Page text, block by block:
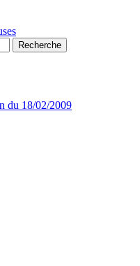
Recherche
du 18/02/2009